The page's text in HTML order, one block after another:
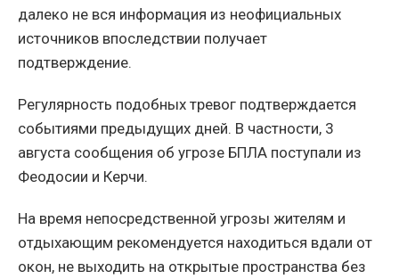
далеко не вся информация из неофициальных
источников впоследствии получает
подтверждение.
Регулярность подобных тревог подтверждается
событиями предыдущих дней. В частности, 3
августа сообщения об угрозе БПЛА поступали из
Феодосии и Керчи.
На время непосредственной угрозы жителям и
отдыхающим рекомендуется находиться вдали от
окон, не выходить на открытые пространства без